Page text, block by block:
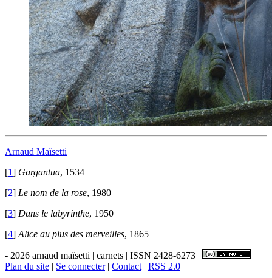
Arnaud Maïsetti
[1] Gargantua, 1534
[2] Le nom de la rose, 1980
[3] Dans le labyrinthe, 1950
[4] Alice au plus des merveilles, 1865
- 2026 arnaud maïsetti | carnets | ISSN 2428-6273 |
Plan du site | Se connecter| Contact | RSS 2.0